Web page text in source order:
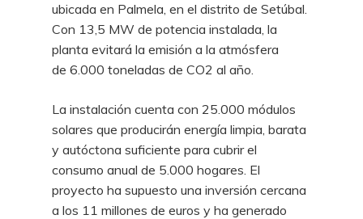
ubicada en Palmela, en el distrito de Setúbal.
Con 13,5 MW de potencia instalada, la
planta evitará la emisión a la atmósfera
de 6.000 toneladas de CO2 al año.
La instalación cuenta con 25.000 módulos
solares que producirán energía limpia, barata
y autóctona suficiente para cubrir el
consumo anual de 5.000 hogares. El
proyecto ha supuesto una inversión cercana
a los 11 millones de euros y ha generado